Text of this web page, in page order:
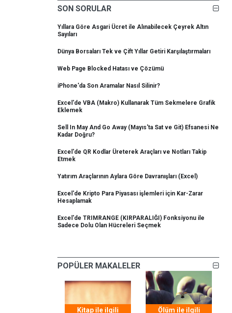
SON SORULAR
Yıllara Göre Asgari Ücret ile Alınabilecek Çeyrek Altın
Sayıları
Dünya Borsaları Tek ve Çift Yıllar Getiri Karşılaştırmaları
Web Page Blocked Hatası ve Çözümü
iPhone'da Son Aramalar Nasıl Silinir?
Excel'de VBA (Makro) Kullanarak Tüm Sekmelere Grafik
Eklemek
Sell In May And Go Away (Mayıs'ta Sat ve Git) Efsanesi Ne
Kadar Doğru?
Excel'de QR Kodlar Üreterek Araçları ve Notları Takip
Etmek
Yatırım Araçlarının Aylara Göre Davranışları (Excel)
Excel'de Kripto Para Piyasası işlemleri için Kar-Zarar
Hesaplamak
Excel'de TRIMRANGE (KIRPARALIĞI) Fonksiyonu ile
Sadece Dolu Olan Hücreleri Seçmek
POPÜLER MAKALELER
Kitap ile ilgili
Ölüm ile ilgili